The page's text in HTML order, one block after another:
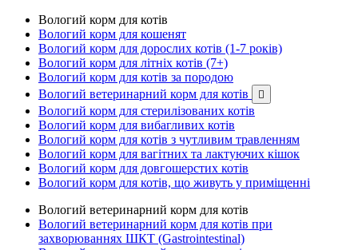
Вологий корм для котів
Вологий корм для кошенят
Вологий корм для дорослих котів (1-7 років)
Вологий корм для літніх котів (7+)
Вологий корм для котів за породою
Вологий ветеринарний корм для котів

Вологий корм для стерилізованих котів
Вологий корм для вибагливих котів
Вологий корм для котів з чутливим травленням
Вологий корм для вагітних та лактуючих кішок
Вологий корм для довгошерстих котів
Вологий корм для котів, що живуть у приміщенні
Вологий ветеринарний корм для котів
Вологий ветеринарний корм для котів при
захворюваннях ШКТ (Gastrointestinal)